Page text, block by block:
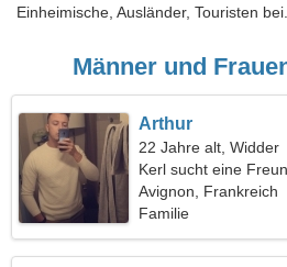
Einheimische, Ausländer, Touristen bei.
Männer und
Arthur
22 Jahre alt, Widder
Kerl sucht eine
Avignon, Frankreich
Familie